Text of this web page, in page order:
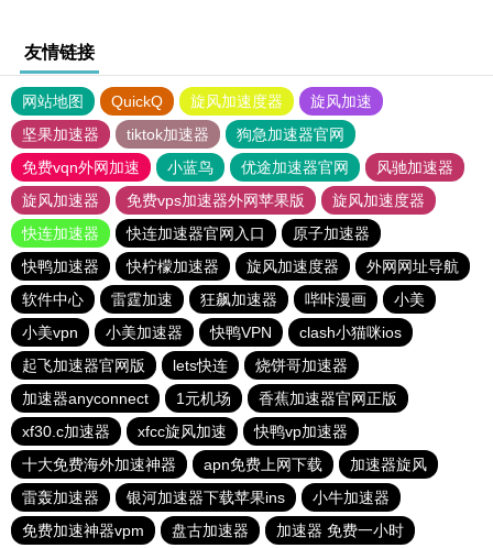
友情链接
网站地图 QuickQ 旋风加速度器
旋风加速
坚果加速器
tiktok加速器
狗急加速器官网
免费vqn外网加速
小蓝鸟 优途加速器官网
风驰加速器
旋风加速器
免费vps加速器外网苹果版
旋风加速度器
快连加速器
快连加速器官网入口
原子加速器
快鸭加速器
快柠檬加速器 旋风加速度器
外网网址导航
软件中心
雷霆加速 狂飙加速器 哔咔漫画
小美
小美vpn
小美加速器 快鸭VPN
clash小猫咪ios
起飞加速器官网版
lets快连
烧饼哥加速器
加速器anyconnect
1元机场
香蕉加速器官网正版
xf30.c加速器
xfcc旋风加速
快鸭vp加速器
十大免费海外加速神器
apn免费上网下载
加速器旋风
雷轰加速器
银河加速器下载苹果ins
小牛加速器
免费加速神器vpm
盘古加速器 加速器 免费一小时